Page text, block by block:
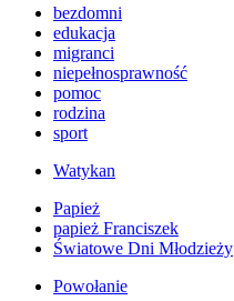
bezdomni
edukacja
migranci
niepełnosprawność
pomoc
rodzina
sport
Watykan
Papież
papież Franciszek
Światowe Dni Młodzieży
Powołanie